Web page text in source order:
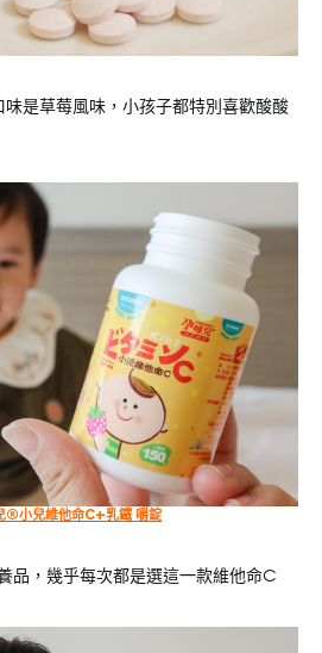
是草莓風味，小孩子都特別喜歡酸酸
®小兒維他命C+乳鐵 嚼錠
品，幾乎每次都是選這一款維他命C